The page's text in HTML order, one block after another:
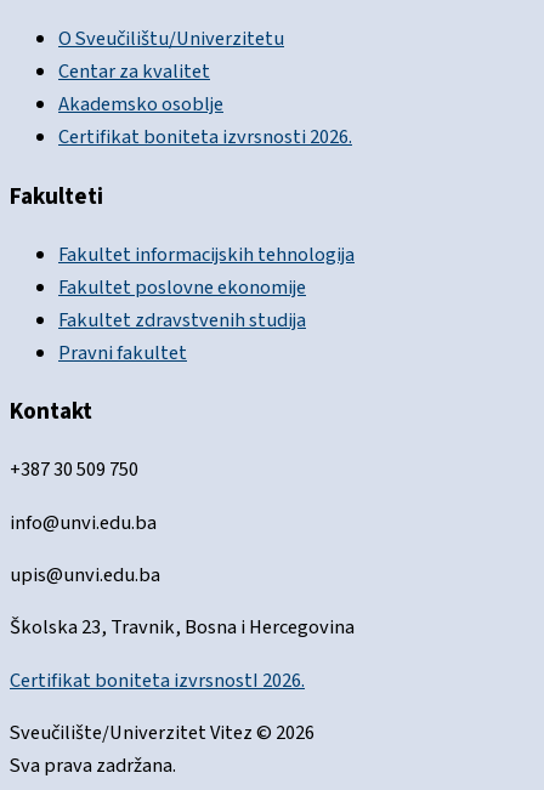
O Sveučilištu/Univerzitetu
Centar za kvalitet
Akademsko osoblje
Certifikat boniteta izvrsnosti 2026.
Fakulteti
Fakultet informacijskih tehnologija
Fakultet poslovne ekonomije
Fakultet zdravstvenih studija
Pravni fakultet
Kontakt
+387 30 509 750
info@unvi.edu.ba
upis@unvi.edu.ba
Školska 23, Travnik, Bosna i Hercegovina
Certifikat boniteta izvrsnostI 2026.
Sveučilište/Univerzitet Vitez © 2026
Sva prava zadržana.